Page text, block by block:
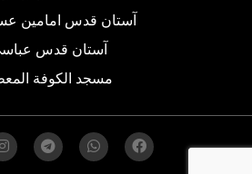
آستان قدس امامین
آستان قدس
مسجد الكوفة